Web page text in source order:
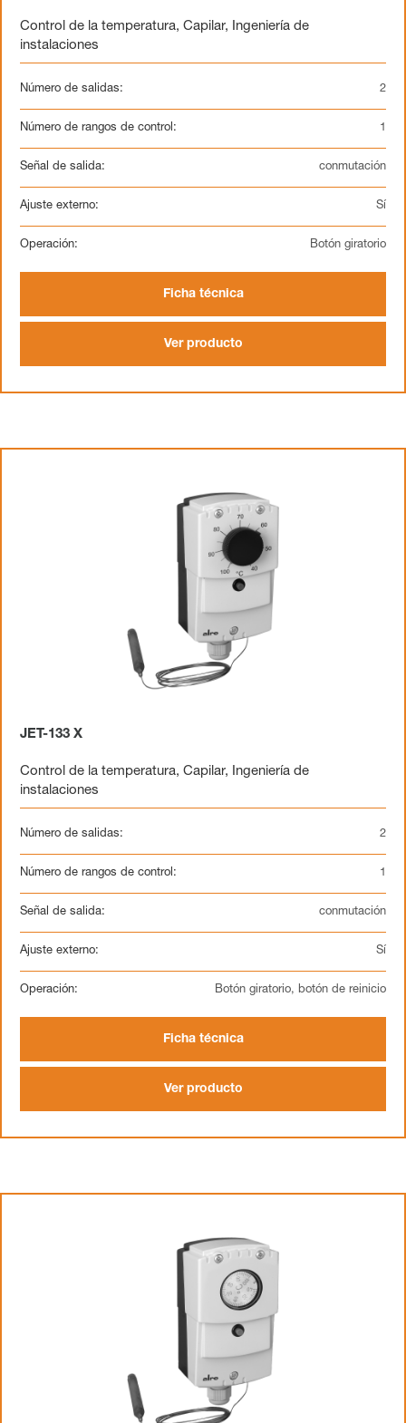
Control de la temperatura, Capilar, Ingeniería de
instalaciones
Número de salidas: 2
Número de rangos de control: 1
Señal de salida: conmutación
Ajuste externo: Sí
Operación: Botón giratorio
Ficha técnica
Ver producto
JET-133 X
Control de la temperatura, Capilar, Ingeniería de
instalaciones
Número de salidas: 2
Número de rangos de control: 1
Señal de salida: conmutación
Ajuste externo: Sí
Operación: Botón giratorio, botón de reinicio
Ficha técnica
Ver producto